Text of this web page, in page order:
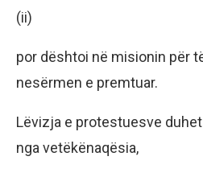
(ii)
por dështoi në misionin për
nesërmen e premtuar.
Lëvizja e protestuesve
nga vetëkënaqësia,